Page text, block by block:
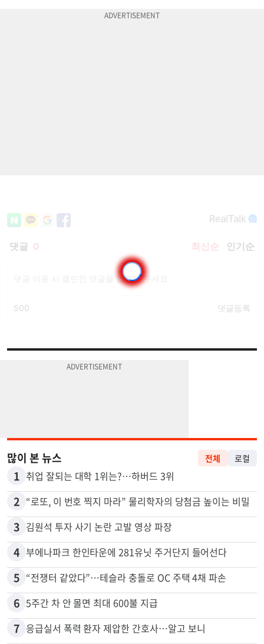
1 취업 잘되는 대학 1위는?…하버드 3위
2 “로또, 이 번호 찍지 마라” 물리학자의 당첨금 높이는 비밀
3 김원석 투자 사기 논란 고발 영상 파장
4 부에나파크 한인타운에 281유닛 주거단지 들어선다
5 “전쟁터 같았다”…테슬라 충돌로 OC 주택 4채 파손
6 5주간 차 안 몰면 최대 600불 지급